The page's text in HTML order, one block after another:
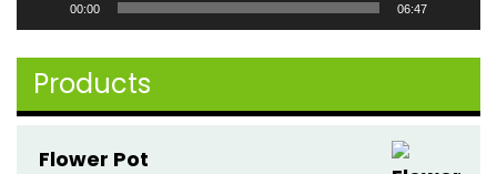
00:00 06:47
Products
Flower Pot